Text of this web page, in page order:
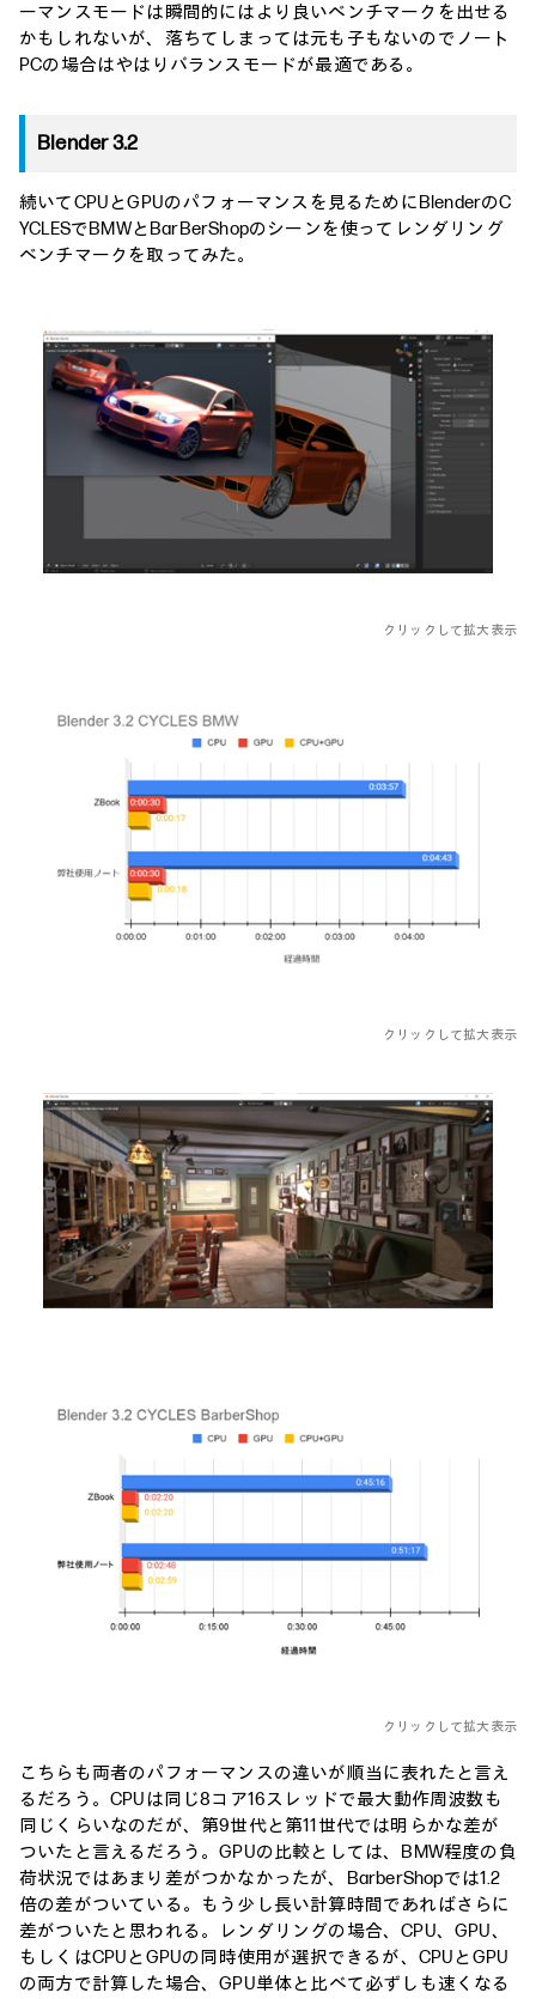
ーマンスモードは瞬間的にはより良いベンチマークを出せる
かもしれないが、落ちてしまっては元も子もないのでノート
PCの場合はやはりバランスモードが最適である。
Blender 3.2
続いてCPUとGPUのパフォーマンスを見るためにBlenderのC
YCLESでBMWとBarBerShopのシーンを使ってレンダリング
ベンチマークを取ってみた。
クリックして拡大表示
クリックして拡大表示
クリックして拡大表示
こちらも両者のパフォーマンスの違いが順当に表れたと言え
るだろう。CPUは同じ8コア16スレッドで最大動作周波数も
同じくらいなのだが、第9世代と第11世代では明らかな差が
ついたと言えるだろう。GPUの比較としては、BMW程度の負
荷状況ではあまり差がつかなかったが、BarberShopでは1.2
倍の差がついている。もう少し長い計算時間であればさらに
差がついたと思われる。レンダリングの場合、CPU、GPU、
もしくはCPUとGPUの同時使用が選択できるが、CPUとGPU
の両方で計算した場合、GPU単体と比べて必ずしも速くなる